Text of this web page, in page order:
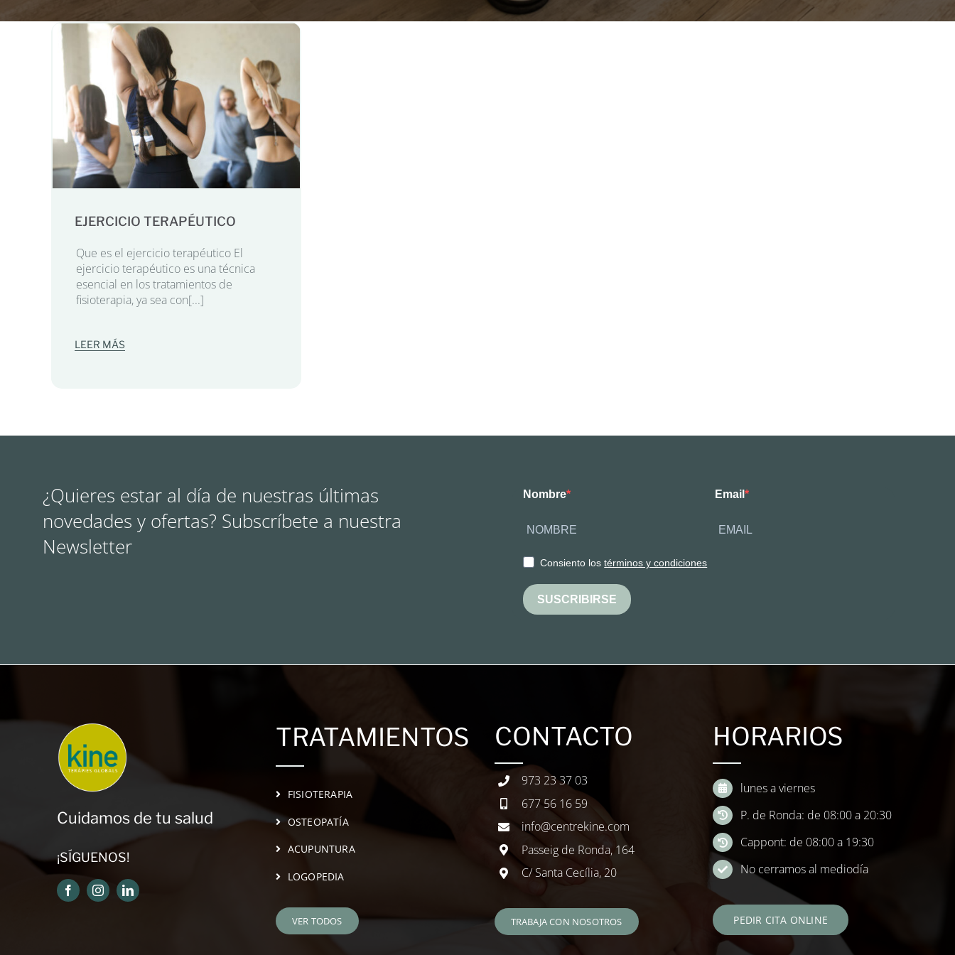
EJERCICIO TERAPÉUTICO
Que es el ejercicio terapéutico El
ejercicio terapéutico es una técnica
esencial en los tratamientos de
fisioterapia, ya sea con[...]
LEER MÁS
¿Quieres estar al día de nuestras últimas
novedades y ofertas? Subscríbete a nuestra
Newsletter
Nombre Email
Consiento lostérminos y condiciones
SUSCRIBIRSE
Cuidamos de tu salud
¡SÍGUENOS!
TRATAMIENTOS
FISIOTERAPIA
OSTEOPATÍA
ACUPUNTURA
LOGOPEDIA
VER TODOS
CONTACTO
973 23 37 03
677 56 16 59
info@centrekine.com
Passeig de Ronda, 164
C/ Santa Cecília, 20
TRABAJA CON NOSOTROS
HORARIOS
lunes a viernes
P. de Ronda: de 08:00 a 20:30
Cappont: de 08:00 a 19:30
No cerramos al mediodía
PEDIR CITA ONLINE